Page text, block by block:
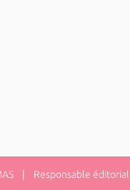
| Responsable éditorial :